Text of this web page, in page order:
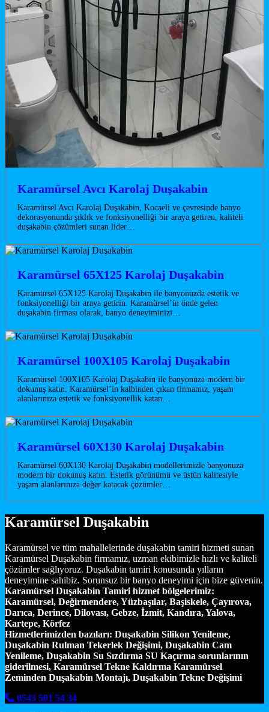
Karamürsel Avcı Karolaj Duşakabin
Karamürsel Avcı Karolaj Duşakabin, Kocaeli ve çevresinde banyo
dekorasyonunda şıklık ve fonksiyonelliği bir araya getiren, kaliteli
duşakabin çözümleri sunan lider…
Karamürsel 65X125 Karolaj Duşakabin
Karamürsel 65X125 Karolaj Duşakabin ile banyonuzda estetik ve
fonksiyonelliği bir araya getirin. Karamürsel’in önde gelen
duşakabin firması olarak, banyo deneyiminizi…
Karamürsel 100X105 Karolaj Duşakabin
Karamürsel 100X105 Karolaj Duşakabin ile banyonuza modern bir
dokunuş katın. Karamürsel’in kalbinden çıkan firmamız, yaşam
alanlarınıza estetik ve fonksiyonellik katan…
Karamürsel 60X130 Karolaj Duşakabin
Karamürsel 60X130 Karolaj Duşakabin modellerimizle banyonuza
modern bir dokunuş katın. Estetik görünümü ve üstün kalitesiyle
yaşam alanlarınıza değer katacak çözümler…
Karamürsel Duşakabin
Karamürsel ve tüm mahallelerinde duşakabin tamiri hizmeti sunan
Karamürsel Duşakabin firmamız, uzman ekibimizle hızlı ve kaliteli
çözümler sağlıyoruz. Duşakabin tamiri konusunda yılların
deneyimine sahibiz. Sorunsuz bir banyo deneyimi için bize güvenin.
Karamürsel Duşakabin Tamiri hizmet bölgelerimiz:
Karamürsel, Değirmendere, Yüzbaşılar, Başiskele, Çayırova,
Darıca, Derince, Dilovası, Gebze, İzmit, Kandıra, Yalova,
Kartepe, Körfez
Hizmetlerimizden bazıları: Duşakabin Silikon Yenileme,
Duşakabin Rulman Tekerlek Değişimi, Duşakabin Cam
Yenileme, Duşakabin Su Sızdırma SU Kaçırma sorunlarının
giderilmesi, Karamürsel Tekne Kaldırma Karamürsel
Zeminden Duşakabin Montajı, Duşakabin Tekne Değişimi
0543 501 54 34